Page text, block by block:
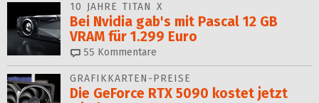
10 JAHRE TITAN X
Bei Nvidia gab's mit Pascal 12 GB
VRAM für 1.299 Euro
55 Kommentare
GRAFIKKARTEN-PREISE
Die GeForce RTX 5090 kostet jetzt